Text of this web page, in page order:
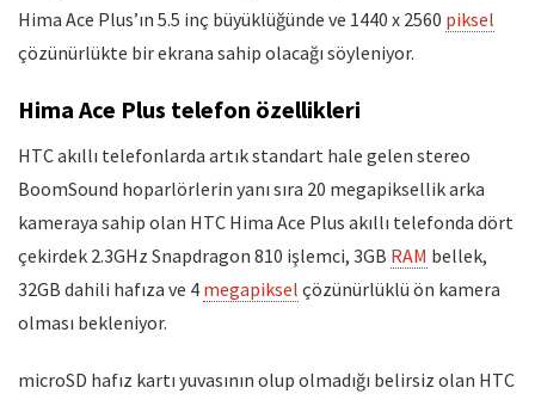
Hima Ace Plus’ın 5.5 inç büyüklüğünde ve 1440 x 2560 piksel
çözünürlükte bir ekrana sahip olacağı söyleniyor.
Hima Ace Plus telefon özellikleri
HTC akıllı telefonlarda artık standart hale gelen stereo
BoomSound hoparlörlerin yanı sıra 20 megapiksellik arka
kameraya sahip olan HTC Hima Ace Plus akıllı telefonda dört
çekirdek 2.3GHz Snapdragon 810 işlemci, 3GB RAM bellek,
32GB dahili hafıza ve 4 megapiksel çözünürlüklü ön kamera
olması bekleniyor.
microSD hafız kartı yuvasının olup olmadığı belirsiz olan HTC